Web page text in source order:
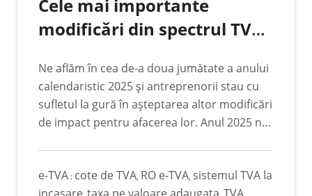
Cele mai importante
modificări din spectrul TVA-
antreprenorului anului
2025
Ne aflăm în cea de-a doua jumătate a anului
calendaristic 2025 și antreprenorii stau cu
sufletul la gură în așteptarea altor modificări
de impact pentru afacerea lor. Anul 2025 nu
egida transformărilor care au necesitat
e-TVA : cote de TVA, RO e-TVA, sistemul TVA la